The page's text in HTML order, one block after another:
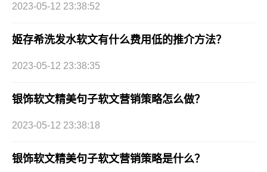
2023-05-12 23:38:52
姬存希洗发水软文有什么费用低的推介方法？
2023-05-12 23:38:35
银饰软文精美句子软文营销策略怎么做？
2023-05-12 23:38:18
银饰软文精美句子软文营销策略是什么？